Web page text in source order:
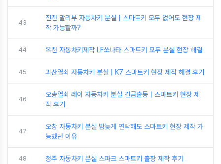
43
진천 말리부 자동차키 분실｜스마트키 모두 없어도 현장 제
작 가능할까?
44 옥천 자동차키제작 LF쏘나타 스마트키 모두 분실 현장 해결
45 괴산열쇠 자동차키 분실｜K7 스마트키 현장 제작 해결 후기
46
오송열쇠 레이 자동차키 분실 긴급출동｜스마트키 현장 제
작 후기
47
오창 자동차키 분실 밤늦게 연락해도 스마트키 현장 제작 가
능했던 이유
48 청주 자동차키 분실 스파크 스마트키 출장 제작 후기